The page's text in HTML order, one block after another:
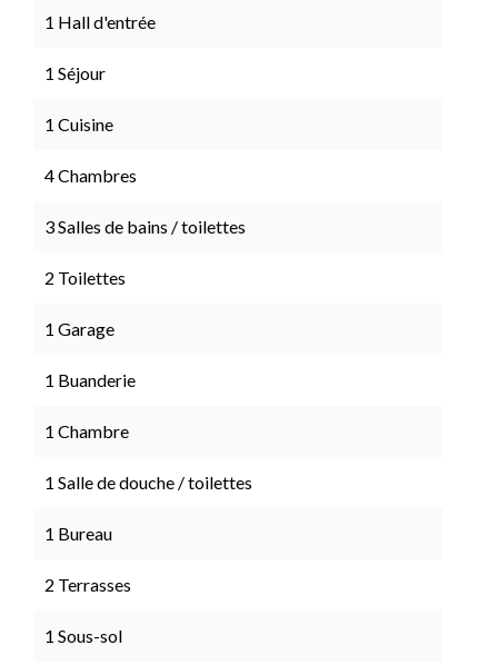
1 Hall d'entrée
1 Séjour
1 Cuisine
4 Chambres
3 Salles de bains / toilettes
2 Toilettes
1 Garage
1 Buanderie
1 Chambre
1 Salle de douche / toilettes
1 Bureau
2 Terrasses
1 Sous-sol